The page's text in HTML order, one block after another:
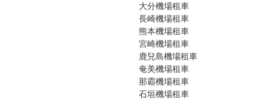
大分機場租車
長崎機場租車
熊本機場租車
宮崎機場租車
鹿兒島機場租車
奄美機場租車
那霸機場租車
石垣機場租車